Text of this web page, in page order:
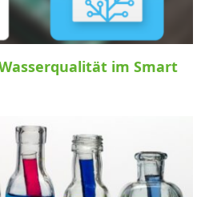
Wasserqualität im Smart